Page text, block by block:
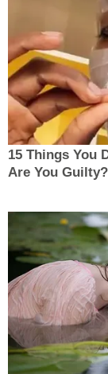
15 Things You
Are You Guilty?